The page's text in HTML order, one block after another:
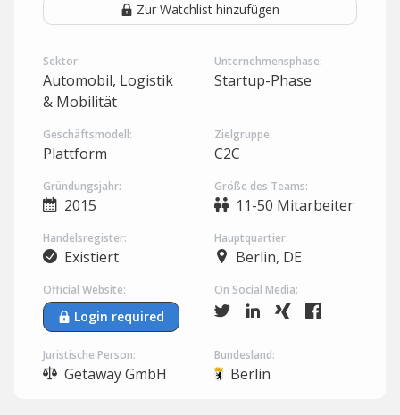
Zur Watchlist hinzufügen
Sektor:
Automobil, Logistik
& Mobilität
Unternehmensphase:
Startup-Phase
Geschäftsmodell:
Plattform
Zielgruppe:
C2C
Gründungsjahr:
2015
Größe des Teams:
11-50 Mitarbeiter
Handelsregister:
Existiert
Hauptquartier:
Berlin, DE
Official Website:
Login required
On Social Media:
Juristische Person:
Getaway GmbH
Bundesland:
Berlin